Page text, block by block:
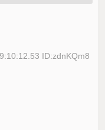
ID:zdnKQm8